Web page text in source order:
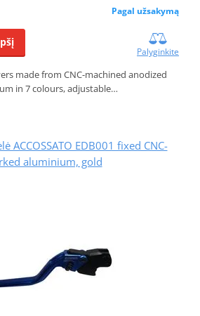
Pagal užsakymą
Palyginkite
made from CNC-machined anodized
in 7 colours, adjustable…
ACCOSSATO EDB001 fixed CNC-
aluminium, gold